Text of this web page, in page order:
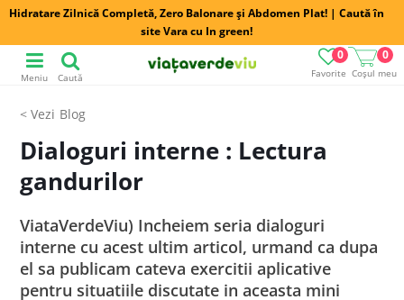
Hidratare Zilnică Completă, Zero Balonare și Abdomen Plat! | Caută în
site Vara cu In green!
Favorite
0
Coșul meu
0
Meniu Caută
Blog
Dialoguri interne : Lectura
gandurilor
ViataVerdeViu) Incheiem seria dialoguri
interne cu acest ultim articol, urmand ca dupa
el sa publicam cateva exercitii aplicative
pentru situatiile discutate in aceasta mini